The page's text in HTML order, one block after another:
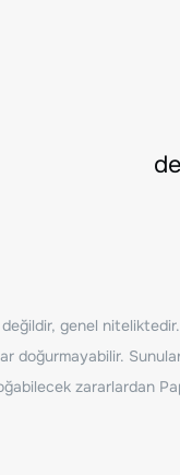
değildir, genel
doğurmayabilir.
zararlardan